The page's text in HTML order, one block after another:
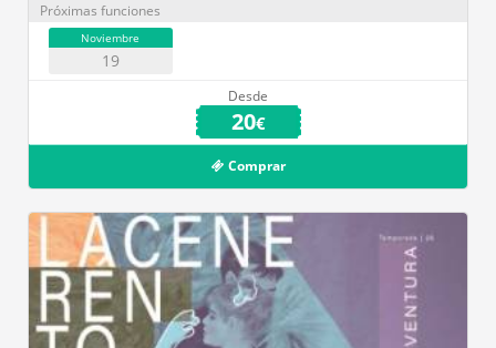
Próximas funciones
Noviembre
19
Desde
20€
Comprar